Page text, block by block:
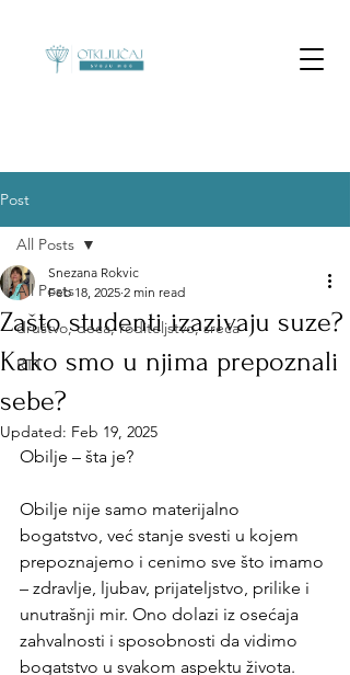
Post
All Posts
društvo, deca, roditeljstvo, sreća
RTT
All Posts
Zašto studenti izazivaju suze?
Kako smo u njima prepoznali
sebe?
Snezana Rokvic
Feb 18, 2025 2 min read
Updated: Feb 19, 2025
Obilje – šta je?
Obilje nije samo materijalno
bogatstvo, već stanje svesti u kojem
prepoznajemo i cenimo sve što imamo
– zdravlje, ljubav, prijateljstvo, prilike i
unutrašnji mir. Ono dolazi iz osećaja
zahvalnosti i sposobnosti da vidimo
bogatstvo u svakom aspektu života.